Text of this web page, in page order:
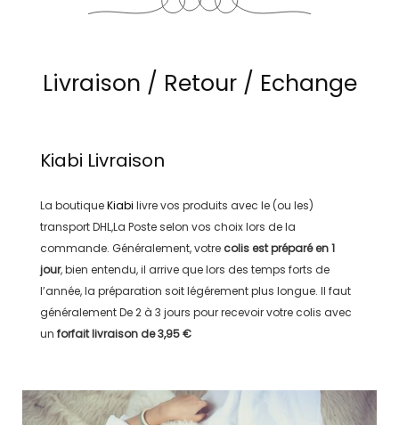
Livraison / Retour / Echange
Kiabi Livraison
La boutiqueKiabi livre vos produits avec le (ou les)
transportDHL,La Posteselon vos choix lors de la
commande. Généralement, votre colis est préparé en1
jour, bien entendu, il arrive que lors des temps forts de
l’année, la préparation soit légérement plus longue. Il faut
généralementDe 2 à 3 jours pour recevoir votre colis avec
un forfait livraison de3,95 €